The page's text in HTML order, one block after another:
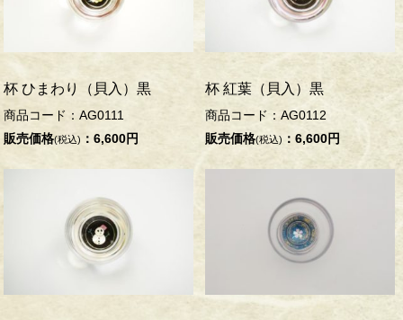
杯 ひまわり（貝入）黒
商品コード：AG0111
販売価格(税込) ：6,600円
杯 紅葉（貝入）黒
商品コード：AG0112
販売価格(税込) ：6,600円